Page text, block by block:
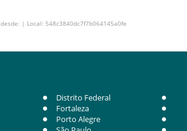
| Local: 548c3840dc7f7b064145a0fe
Distrito Federal
Fortaleza
Porto Alegre